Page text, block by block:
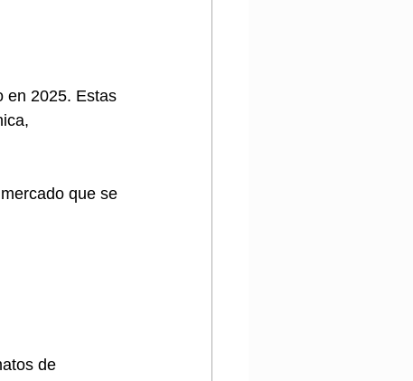
en 2025. Estas
que se
de